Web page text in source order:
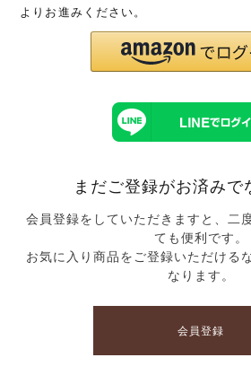
よりお進みください。
まだご登録がお済みで
会員登録をしていただきますと、二
ても便利です。
お気に入り商品をご登録いただける
なります。
会員登録